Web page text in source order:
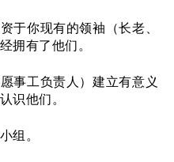
于你现有的领袖（长老、
拥有了他们。
事工负责人）建立有意义
识他们。
组。